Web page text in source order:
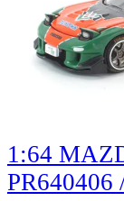
1:64
PR640406